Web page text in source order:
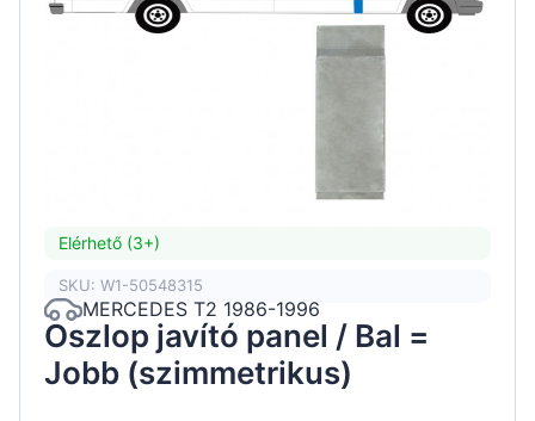
Elérhető (3+)
SKU: W1-50548315
MERCEDES T2 1986-1996
Oszlop javító panel / Bal =
Jobb (szimmetrikus)